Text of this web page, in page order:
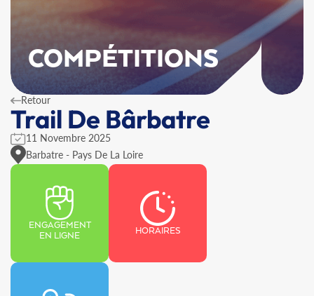
COMPÉTITIONS
Retour
Trail De Bârbatre
11 Novembre 2025
Barbatre - Pays De La Loire
ENGAGEMENT
EN LIGNE
HORAIRES